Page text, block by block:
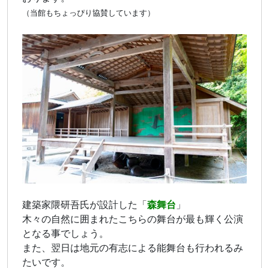
（当館もちょっぴり協賛しています）
建築家隈研吾氏が設計した「 森舞台 」
木々の自然に囲まれたこちらの舞台が最も輝く公演
となる事でしょう。
また、翌日は地元の有志による能舞台も行われるみ
たいです。